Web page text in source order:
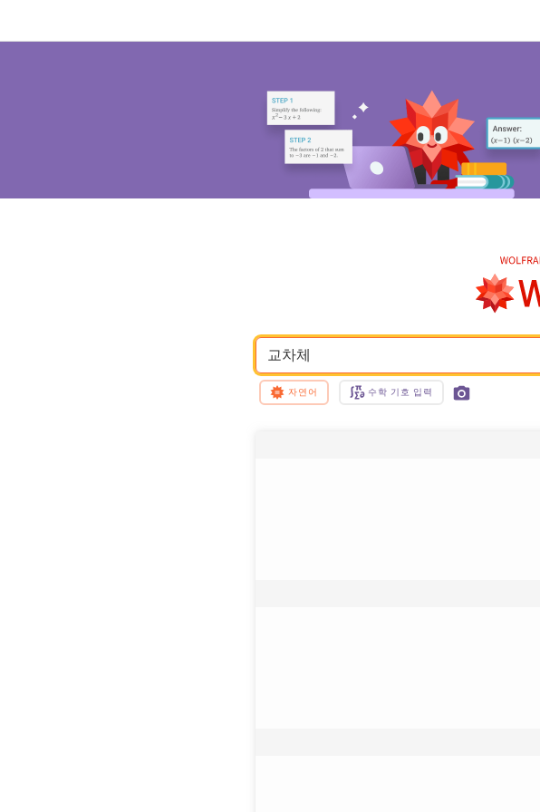
교차체
자연어 수학 기호 입력